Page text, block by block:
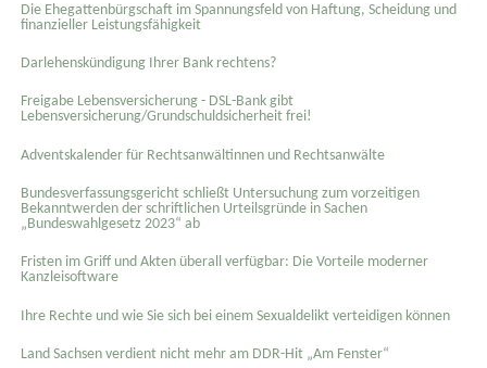
Die Ehegattenbürgschaft im Spannungsfeld von Haftung, Scheidung und
finanzieller Leistungsfähigkeit
Darlehenskündigung Ihrer Bank rechtens?
Freigabe Lebensversicherung - DSL-Bank gibt
Lebensversicherung/Grundschuldsicherheit frei!
Adventskalender für Rechtsanwältinnen und Rechtsanwälte
Bundesverfassungsgericht schließt Untersuchung zum vorzeitigen
Bekanntwerden der schriftlichen Urteilsgründe in Sachen
„Bundeswahlgesetz 2023“ ab
Fristen im Griff und Akten überall verfügbar: Die Vorteile moderner
Kanzleisoftware
Ihre Rechte und wie Sie sich bei einem Sexual­delikt verteidigen können
Land Sachsen verdient nicht mehr am DDR-Hit „Am Fenster“